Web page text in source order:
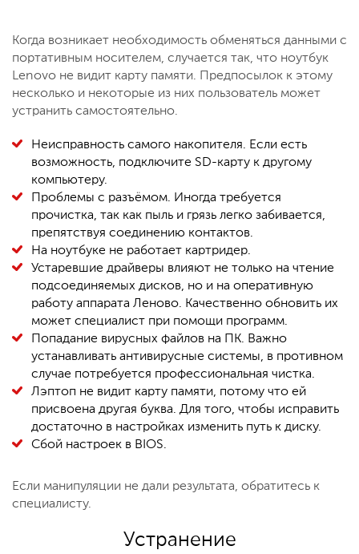
Когда возникает необходимость обменяться данными с
портативным носителем, случается так, что ноутбук
Lenovo не видит карту памяти. Предпосылок к этому
несколько и некоторые из них пользователь может
устранить самостоятельно.
Неисправность самого накопителя. Если есть
возможность, подключите SD-карту к другому
компьютеру.
Проблемы с разъёмом. Иногда требуется
прочистка, так как пыль и грязь легко забивается,
препятствуя соединению контактов.
На ноутбуке не работает картридер.
Устаревшие драйверы влияют не только на чтение
подсоединяемых дисков, но и на оперативную
работу аппарата Леново. Качественно обновить их
может специалист при помощи программ.
Попадание вирусных файлов на ПК. Важно
устанавливать антивирусные системы, в противном
случае потребуется профессиональная чистка.
Лэптоп не видит карту памяти, потому что ей
присвоена другая буква. Для того, чтобы исправить
достаточно в настройках изменить путь к диску.
Сбой настроек в BIOS.
Если манипуляции не дали результата, обратитесь к
специалисту.
Устранение